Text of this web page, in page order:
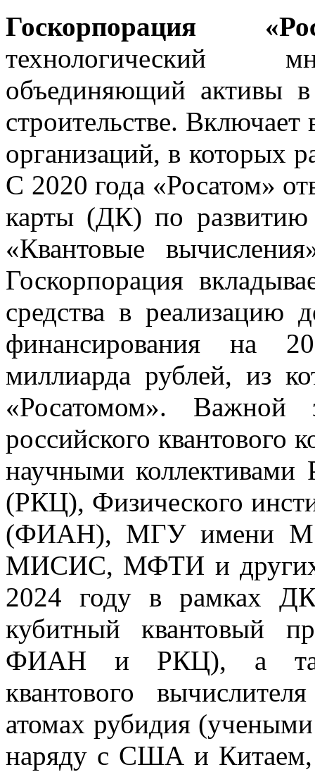
Госкорпорация
технологический
объединяющий активы в
строительстве.
организаций, в которых
С 2020 года «Росатом»
карты (ДК) по развитию
«Квантовые
Госкорпорация
средства в
финансирования на
миллиарда рублей, из
«Росатомом». Важной
российского квантового
научными коллективами
(РКЦ), Физического
(ФИАН), МГУ имени М.В.
МИСИС, МФТИ и других
2024 году в рамках
кубитный квантовый
ФИАН и РКЦ), а
квантового
атомах рубидия
наряду с США и Китаем,